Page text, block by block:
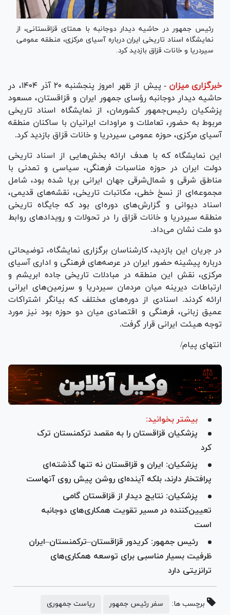
رئیس جمهور در حاشیه دیدار دوجانبه با همتای قزاقستانی، از
نمایشگاه اسناد تاریخی ایران درباره آسیای مرکزی، منطقه عمومی
سیردریا و خانات قزاق بازدید کرد.
خبرگزاری میزان -
پیش از ظهر امروز پنجشنبه ۲۰ آذر ۱۴۰۴، در
حاشیه دیدار دوجانبه رؤسای جمهور ایران و قزاقستان، مسعود
پزشکیان رئیس‌جمهور کشورمان، از نمایشگاه اسناد تاریخی
مربوط به حضور، تعاملات و مراودات ایرانیان با ساکنان منطقه
آسیای مرکزی، حوزه عمومی سیر‌دریا و خانات قزاق بازدید کرد.
این نمایشگاه که با هدف ارائه بخش‌هایی از اسناد تاریخی
دولت ایران در حوزه مناسبات فرهنگی، سیاسی و تمدنی با
مناطق شرقی و شمال‌شرقی جهان ایرانی برپا شده بود، شامل
مجموعه‌ای از نسخ خطی، مکاتبات تاریخی، نقشه‌های قدیمی،
اسناد دیوانی و گزارش‌های دوره‌ای بود که جایگاه تاریخی
منطقه سیر‌دریا و خانات قزاق را در تحولات و رویداد‌های روابط
دو ملت نشان می‌داد.
در جریان این بازدید، کارشناسان برگزاری نمایشگاه، توضیحاتی
درباره پیشینه حضور ایران در عرصه‌های فرهنگی و اداری آسیای
مرکزی، نقش این منطقه در مبادلات تاریخی جاده ابریشم و
ارتباطات دیرینه میان مردمان سیر‌دریا و سرزمین‌های ایرانی
ارائه کردند. اسنادی از دوره‌های مختلف که بیانگر اشتراکات
عمیق زبانی، فرهنگی و اقتصادی میان دو حوزه بود نیز مورد
توجه هیئت ایرانی قرار گرفت.
انتهای پیام/
بیشتر بخوانید:
پزشکیان قزاقستان را به مقصد ترکمنستان ترک
کرد
پزشکیان: ایران و قزاقستان نه تنها گذشته‌ای
پرافتخار دارند، بلکه آینده‌ای روشن پیش روی آنهاست
پزشکیان: نتایج دیدار از قزاقستان گامی
تعیین‌کننده در مسیر تقویت همکاری‌های دوجانبه
است
رئیس جمهور: کریدور قزاقستان–ترکمنستان–ایران
ظرفیت بسیار مناسبی برای توسعه همکاری‌های
ترانزیتی دارد
برچسب ها: سفر رئیس جمهور ریاست جمهوری